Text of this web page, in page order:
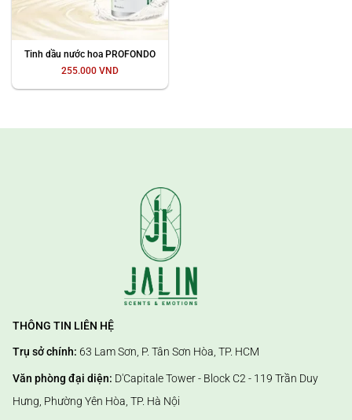
Tinh dầu nước hoa PROFONDO
255.000 VND
THÔNG TIN LIÊN HỆ
Trụ sở chính: 63 Lam Sơn, P. Tân Sơn Hòa, TP. HCM
Văn phòng đại diện: D'Capitale Tower - Block C2 - 119 Trần Duy
Hưng, Phường Yên Hòa, TP. Hà Nội